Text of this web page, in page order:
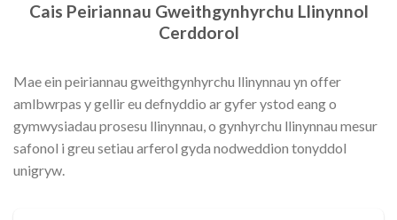
Cais Peiriannau Gweithgynhyrchu Llinynnol
Cerddorol
Mae ein peiriannau gweithgynhyrchu llinynnau yn offer
amlbwrpas y gellir eu defnyddio ar gyfer ystod eang o
gymwysiadau prosesu llinynnau, o gynhyrchu llinynnau mesur
safonol i greu setiau arferol gyda nodweddion tonyddol
unigryw.